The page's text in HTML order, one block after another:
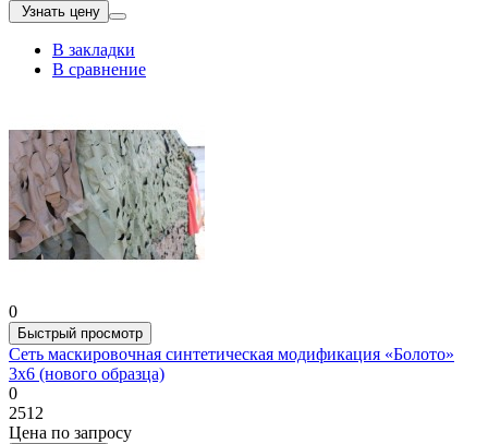
Узнать цену
В закладки
В сравнение
0
Быстрый просмотр
Сеть маскировочная синтетическая модификация «Болото»
3х6 (нового образца)
0
2512
Цена по запросу